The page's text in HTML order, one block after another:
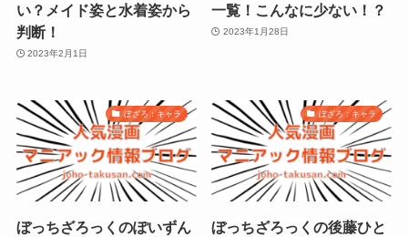
い？メイド姿と水着姿から
判断！
2023年2月1日
一覧！こんなに少ない！？
2023年1月28日
ぼざろ：キャラ
ぼっちざろっくのぽいずん
ぼざろ：キャラ
ぼっちざろっくの後藤ひと